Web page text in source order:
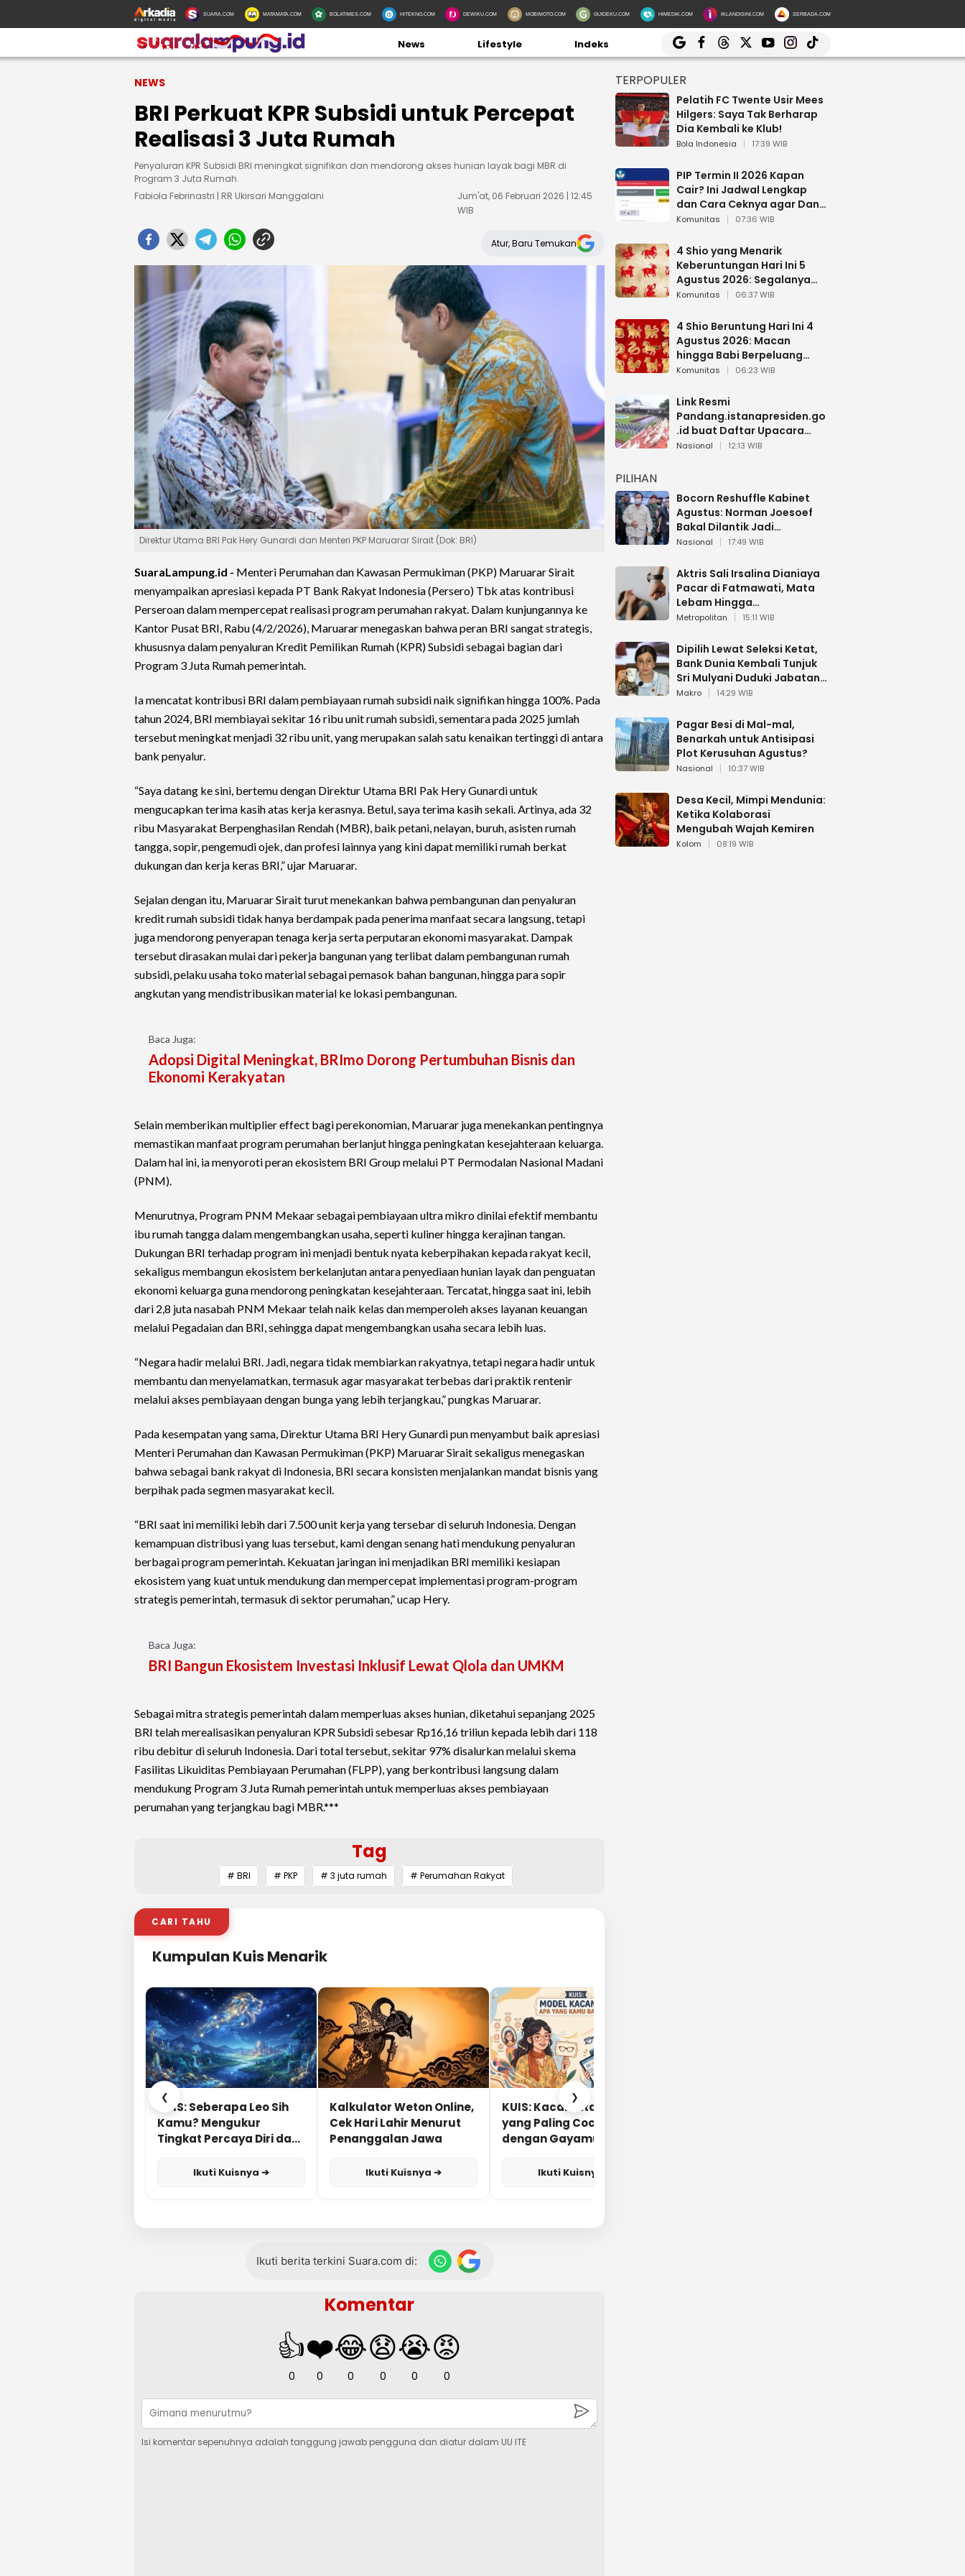
SUARA.COM MATAMATA.COM BOLATIMES.COM HITEKNO.COM DEWIKU.COM MOBIMOTO.COM GUIDEKU.COM HIMEDIK.COM IKLANDISINI.COM SERBADA.COM
News Lifestyle Indeks
NEWS
BRI Perkuat KPR Subsidi untuk Percepat
Realisasi 3 Juta Rumah
Penyaluran KPR Subsidi BRI meningkat signifikan dan mendorong akses hunian layak bagi MBR di
Program 3 Juta Rumah.
Fabiola Febrinastri | RR Ukirsari Manggalani
Jum'at, 06 Februari 2026 | 12:45
WIB
Atur, Baru Temukan
Direktur Utama BRI Pak Hery Gunardi dan Menteri PKP Maruarar Sirait (Dok: BRI)
SuaraLampung.id - Menteri Perumahan dan Kawasan Permukiman (PKP) Maruarar Sirait
menyampaikan apresiasi kepada PT Bank Rakyat Indonesia (Persero) Tbk atas kontribusi
Perseroan dalam mempercepat realisasi program perumahan rakyat. Dalam kunjungannya ke
Kantor Pusat BRI, Rabu (4/2/2026), Maruarar menegaskan bahwa peran BRI sangat strategis,
khususnya dalam penyaluran Kredit Pemilikan Rumah (KPR) Subsidi sebagai bagian dari
Program 3 Juta Rumah pemerintah.
Ia mencatat kontribusi BRI dalam pembiayaan rumah subsidi naik signifikan hingga 100%. Pada
tahun 2024, BRI membiayai sekitar 16 ribu unit rumah subsidi, sementara pada 2025 jumlah
tersebut meningkat menjadi 32 ribu unit, yang merupakan salah satu kenaikan tertinggi di antara
bank penyalur.
“Saya datang ke sini, bertemu dengan Direktur Utama BRI Pak Hery Gunardi untuk
mengucapkan terima kasih atas kerja kerasnya. Betul, saya terima kasih sekali. Artinya, ada 32
ribu Masyarakat Berpenghasilan Rendah (MBR), baik petani, nelayan, buruh, asisten rumah
tangga, sopir, pengemudi ojek, dan profesi lainnya yang kini dapat memiliki rumah berkat
dukungan dan kerja keras BRI,” ujar Maruarar.
Sejalan dengan itu, Maruarar Sirait turut menekankan bahwa pembangunan dan penyaluran
kredit rumah subsidi tidak hanya berdampak pada penerima manfaat secara langsung, tetapi
juga mendorong penyerapan tenaga kerja serta perputaran ekonomi masyarakat. Dampak
tersebut dirasakan mulai dari pekerja bangunan yang terlibat dalam pembangunan rumah
subsidi, pelaku usaha toko material sebagai pemasok bahan bangunan, hingga para sopir
angkutan yang mendistribusikan material ke lokasi pembangunan.
Baca Juga:
Adopsi Digital Meningkat, BRImo Dorong Pertumbuhan Bisnis dan
Ekonomi Kerakyatan
Selain memberikan multiplier effect bagi perekonomian, Maruarar juga menekankan pentingnya
memastikan manfaat program perumahan berlanjut hingga peningkatan kesejahteraan keluarga.
Dalam hal ini, ia menyoroti peran ekosistem BRI Group melalui PT Permodalan Nasional Madani
(PNM).
Menurutnya, Program PNM Mekaar sebagai pembiayaan ultra mikro dinilai efektif membantu
ibu rumah tangga dalam mengembangkan usaha, seperti kuliner hingga kerajinan tangan.
Dukungan BRI terhadap program ini menjadi bentuk nyata keberpihakan kepada rakyat kecil,
sekaligus membangun ekosistem berkelanjutan antara penyediaan hunian layak dan penguatan
ekonomi keluarga guna mendorong peningkatan kesejahteraan. Tercatat, hingga saat ini, lebih
dari 2,8 juta nasabah PNM Mekaar telah naik kelas dan memperoleh akses layanan keuangan
melalui Pegadaian dan BRI, sehingga dapat mengembangkan usaha secara lebih luas.
“Negara hadir melalui BRI. Jadi, negara tidak membiarkan rakyatnya, tetapi negara hadir untuk
membantu dan menyelamatkan, termasuk agar masyarakat terbebas dari praktik rentenir
melalui akses pembiayaan dengan bunga yang lebih terjangkau,” pungkas Maruarar.
Pada kesempatan yang sama, Direktur Utama BRI Hery Gunardi pun menyambut baik apresiasi
Menteri Perumahan dan Kawasan Permukiman (PKP) Maruarar Sirait sekaligus menegaskan
bahwa sebagai bank rakyat di Indonesia, BRI secara konsisten menjalankan mandat bisnis yang
berpihak pada segmen masyarakat kecil.
“BRI saat ini memiliki lebih dari 7.500 unit kerja yang tersebar di seluruh Indonesia. Dengan
kemampuan distribusi yang luas tersebut, kami dengan senang hati mendukung penyaluran
berbagai program pemerintah. Kekuatan jaringan ini menjadikan BRI memiliki kesiapan
ekosistem yang kuat untuk mendukung dan mempercepat implementasi program-program
strategis pemerintah, termasuk di sektor perumahan,” ucap Hery.
Baca Juga:
BRI Bangun Ekosistem Investasi Inklusif Lewat Qlola dan UMKM
Sebagai mitra strategis pemerintah dalam memperluas akses hunian, diketahui sepanjang 2025
BRI telah merealisasikan penyaluran KPR Subsidi sebesar Rp16,16 triliun kepada lebih dari 118
ribu debitur di seluruh Indonesia. Dari total tersebut, sekitar 97% disalurkan melalui skema
Fasilitas Likuiditas Pembiayaan Perumahan (FLPP), yang berkontribusi langsung dalam
mendukung Program 3 Juta Rumah pemerintah untuk memperluas akses pembiayaan
perumahan yang terjangkau bagi MBR.***
Tag
# BRI # PKP # 3 juta rumah # Perumahan Rakyat
CARI TAHU
Kumpulan Kuis Menarik
❮
KUIS: Seberapa Leo Sih
Kamu? Mengukur
Tingkat Percaya Diri dan
Ikuti Kuisnya ➔
Kalkulator Weton Online,
Cek Hari Lahir Menurut
Penanggalan Jawa
Ikuti Kuisnya ➔
KUIS: Kacamata Apa
yang Paling Cocok
dengan Gayamu?
Ikuti Kuisnya ➔
❯
Ikuti berita terkini Suara.com di:
Komentar
👍
0
❤️
0
😂
0
😧
0
😭
0
😡
0
Isi komentar sepenuhnya adalah tanggung jawab pengguna dan diatur dalam UU ITE
TERPOPULER
Pelatih FC Twente Usir Mees
Hilgers: Saya Tak Berharap
Dia Kembali ke Klub!
Bola Indonesia 17:39 WIB
PIP Termin II 2026 Kapan
Cair? Ini Jadwal Lengkap
dan Cara Ceknya agar Dana
Tidak Hangus!
Komunitas 07:36 WIB
4 Shio yang Menarik
Keberuntungan Hari Ini 5
Agustus 2026: Segalanya
Berjalan Lancar
Komunitas 06:37 WIB
4 Shio Beruntung Hari Ini 4
Agustus 2026: Macan
hingga Babi Berpeluang
Dapat Kabar Baik
Komunitas 06:23 WIB
Link Resmi
Pandang.istanapresiden.go
.id buat Daftar Upacara
Bendera HUT RI di Istana
Nasional 12:13 WIB
PILIHAN
Bocorn Reshuffle Kabinet
Agustus: Norman Joesoef
Bakal Dilantik Jadi
Wamenhan RI
Nasional 17:49 WIB
Aktris Sali Irsalina Dianiaya
Pacar di Fatmawati, Mata
Lebam Hingga
Diselamatkan Polantas
Metropolitan 15:11 WIB
Dipilih Lewat Seleksi Ketat,
Bank Dunia Kembali Tunjuk
Sri Mulyani Duduki Jabatan
Strategis
Makro 14:29 WIB
Pagar Besi di Mal-mal,
Benarkah untuk Antisipasi
Plot Kerusuhan Agustus?
Nasional 10:37 WIB
Desa Kecil, Mimpi Mendunia:
Ketika Kolaborasi
Mengubah Wajah Kemiren
Kolom 08:19 WIB